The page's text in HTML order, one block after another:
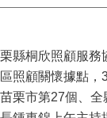
縣桐欣照顧服務
照顧關懷據點，
栗市第27個、全